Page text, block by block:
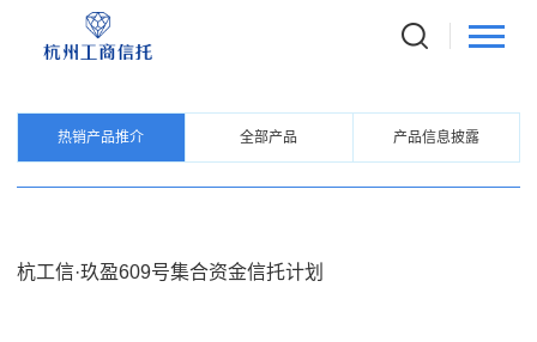
信托产品
热销产品推介 全部产品 产品信息披露
杭工信·玖盈609号集合资金信托计划